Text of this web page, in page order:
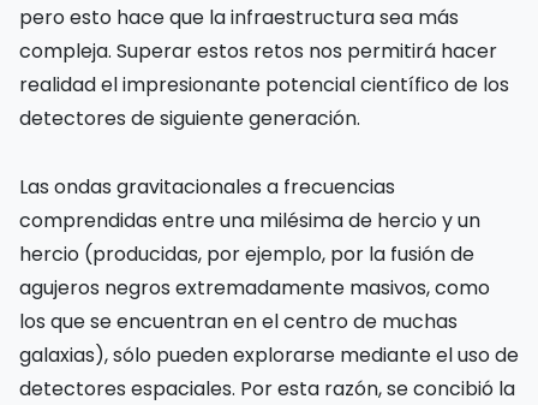
pero esto hace que la infraestructura sea más
compleja. Superar estos retos nos permitirá hacer
realidad el impresionante potencial científico de los
detectores de siguiente generación.
Las ondas gravitacionales a frecuencias
comprendidas entre una milésima de hercio y un
hercio (producidas, por ejemplo, por la fusión de
agujeros negros extremadamente masivos, como
los que se encuentran en el centro de muchas
galaxias), sólo pueden explorarse mediante el uso de
detectores espaciales. Por esta razón, se concibió la